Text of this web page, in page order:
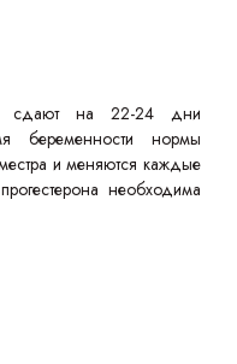
сдают на 22-24 дни
беременности нормы
и меняются каждые
необходима